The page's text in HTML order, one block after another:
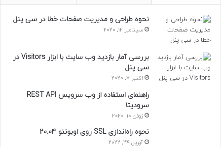
نحوه طراحی و مدیریت صفحات خطا در سی پنل
سپتامبر 12, 2020
بررسی آمار بازدید وب سایت با ابزار Visitors در
سی پنل
اکتبر 7, 2020
راهنمای استفاده از وب سرویس REST API
سرودیتا
ژوئن 10, 2020
نحوه راه‌اندازی SSL روی اوبونتو 20.04
آوریل 24, 2022